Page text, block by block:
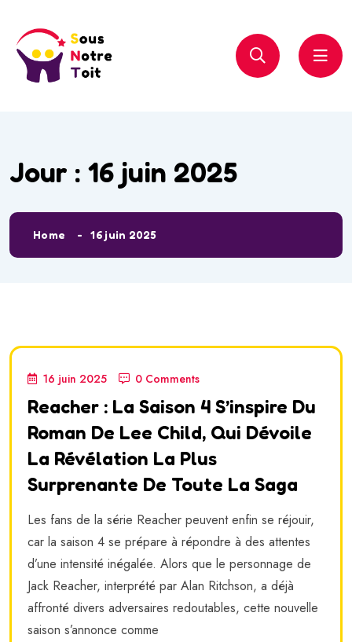
Jour : 16 juin 2025
Home 16 juin 2025
16 juin 2025 0 Comments
Reacher : La Saison 4 S’inspire Du
Roman De Lee Child, Qui Dévoile
La Révélation La Plus
Surprenante De Toute La Saga
Les fans de la série Reacher peuvent enfin se réjouir,
car la saison 4 se prépare à répondre à des attentes
d’une intensité inégalée. Alors que le personnage de
Jack Reacher, interprété par Alan Ritchson, a déjà
affronté divers adversaires redoutables, cette nouvelle
saison s’annonce comme